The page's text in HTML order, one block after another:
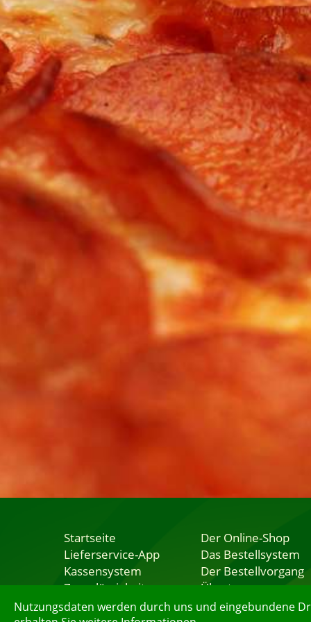
Nutzungsdaten werden durch uns und eingebundene
Startseite
Lieferservice-App
Kassensystem
Zuverlässigkeit
Sicherheit
Der Online-Shop
Das Bestellsystem
Der Bestellvorgang
Übertragung
Testshop